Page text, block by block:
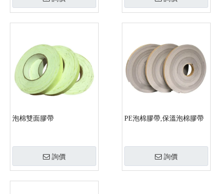
泡棉雙面膠帶
詢價
PE泡棉膠帶,保溫泡棉膠帶
詢價